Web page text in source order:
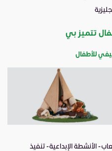
تتميز بي
للأطفال
- الأنشطة الإبداعية - تنفيذ